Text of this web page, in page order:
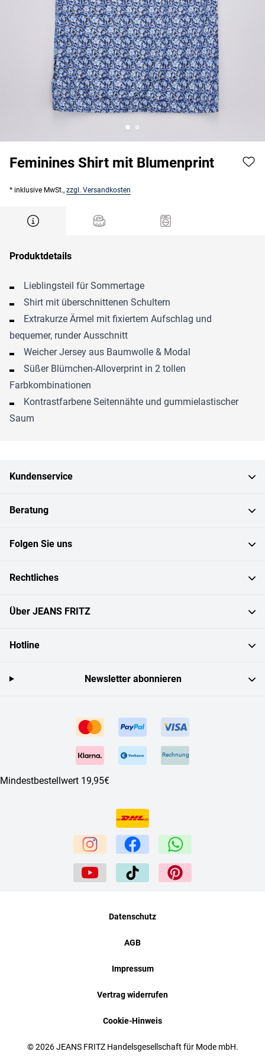
Feminines Shirt mit Blumenprint
* inklusive MwSt., zzgl. Versandkosten
Produktdetails
Lieblingsteil für Sommertage
Shirt mit überschnittenen Schultern
Extrakurze Ärmel mit fixiertem Aufschlag und
bequemer, runder Ausschnitt
Weicher Jersey aus Baumwolle & Modal
Süßer Blümchen-Alloverprint in 2 tollen
Farbkombinationen
Kontrastfarbene Seitennähte und gummielastischer
Saum
Kundenservice
Beratung
Folgen Sie uns
Rechtliches
Über JEANS FRITZ
Hotline
Rechnung
Mindestbestellwert 19,95€
Newsletter abonnieren
© 2026 JEANS FRITZ Handelsgesellschaft für Mode mbH.
Datenschutz
AGB
Impressum
Vertrag widerrufen
Cookie-Hinweis